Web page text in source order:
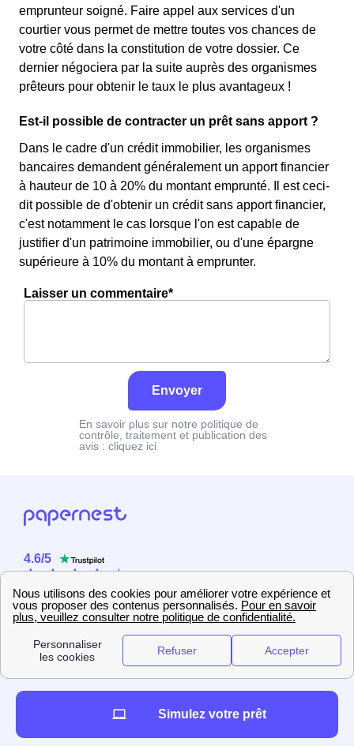
emprunteur soigné. Faire appel aux services d'un
courtier vous permet de mettre toutes vos chances de
votre côté dans la constitution de votre dossier. Ce
dernier négociera par la suite auprès des organismes
prêteurs pour obtenir le taux le plus avantageux !
Est-il possible de contracter un prêt sans apport ?
Dans le cadre d'un crédit immobilier, les organismes
bancaires demandent généralement un apport financier
à hauteur de 10 à 20% du montant emprunté. Il est ceci-
dit possible de d'obtenir un crédit sans apport financier,
c'est notamment le cas lorsque l'on est capable de
justifier d'un patrimoine immobilier, ou d'une épargne
supérieure à 10% du montant à emprunter.
Laisser un commentaire*
Envoyer
En savoir plus sur notre politique de
contrôle, traitement et publication des
avis : cliquez ici
4.6/5
2358 utilisateurs
Simulez votre prêt